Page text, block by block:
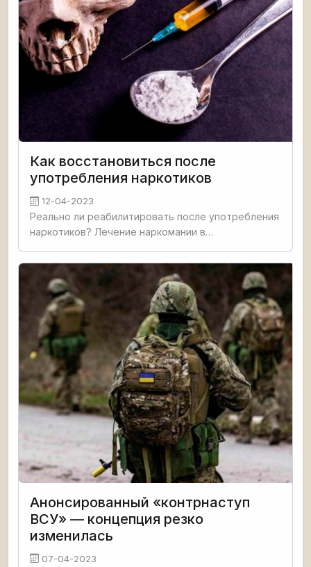
Как восстановиться после
употребления наркотиков
12-04-2023
Реально ли реабилитировать после употребления
наркотиков? Лечение наркомании в
Анонсированный «контрнаступ
ВСУ» — концепция резко
изменилась
07-04-2023